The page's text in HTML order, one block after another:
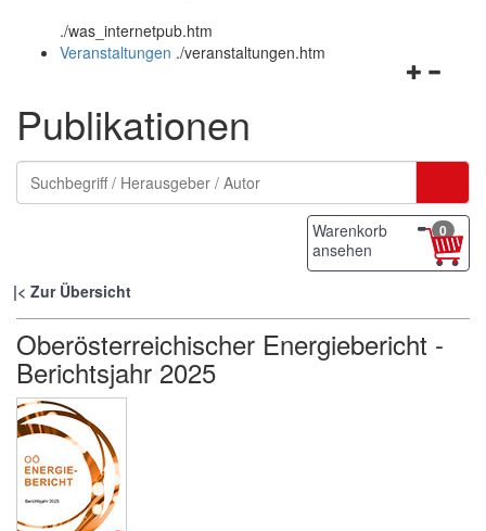
und
schließen
./was_internetpub.htm
Veranstaltungen ./veranstaltungen.htm
Publikationen
Warenkorb
ansehen
0
Zur Übersicht
Oberösterreichischer Energiebericht -
Berichtsjahr 2025